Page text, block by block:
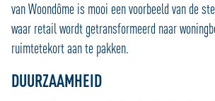
van Woondôme is mooi een voorbeeld van de
waar retail wordt getransformeerd naar
ruimtetekort aan te pakken.
DUURZAAMHEID